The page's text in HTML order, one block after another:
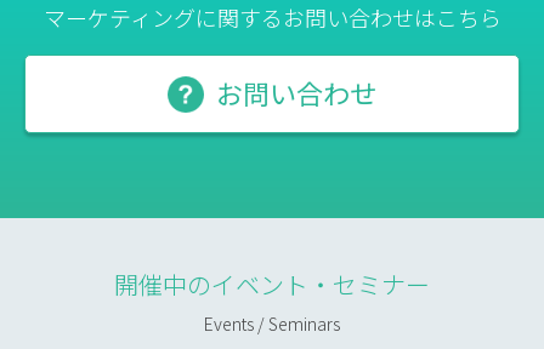
マーケティングに関するお問い合わせはこちら
お問い合わせ
開催中のイベント・セミナー
Events / Seminars